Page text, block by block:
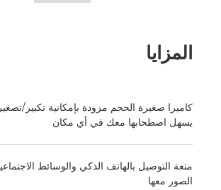
المزايا
يسهل اصطحابها معك في أي مكان
متعة التوصيل بالهاتف الذكي والوسائط
الصور معها